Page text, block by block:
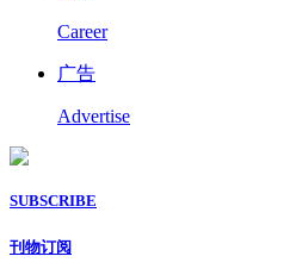
Career
广告
Advertise
SUBSCRIBE
刊物订阅